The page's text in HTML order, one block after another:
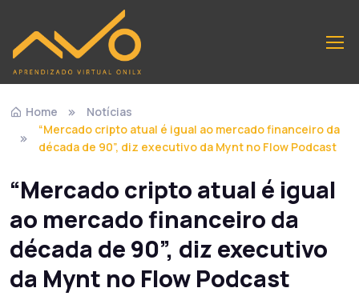
Home
Notícias
“Mercado cripto atual é igual ao mercado financeiro da
década de 90”, diz executivo da Mynt no Flow Podcast
“Mercado cripto atual é igual
ao mercado financeiro da
década de 90”, diz executivo
da Mynt no Flow Podcast